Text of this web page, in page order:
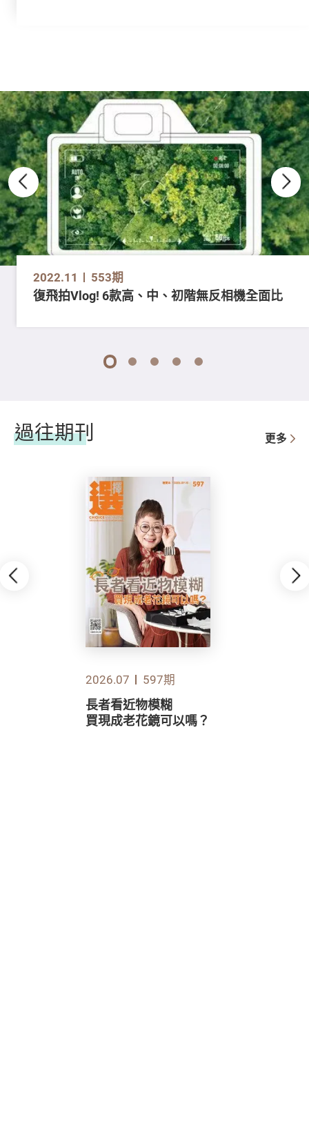
2022.11 553期
復飛拍Vlog! 6款高、中、初階無反相機全面比
1 2 3 4 5
過往期刊 更多
2026.07 597期
長者看近物模糊
買現成老花鏡可以嗎？